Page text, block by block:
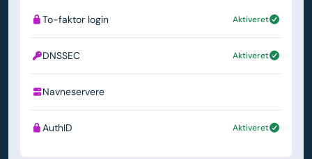
To-faktor login Aktiveret
DNSSEC Aktiveret
Navneservere
AuthID Aktiveret